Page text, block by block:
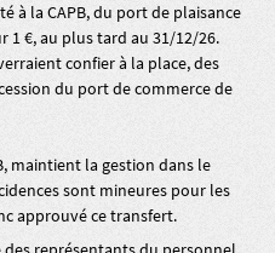
à la CAPB, du port de plaisance
1 €, au plus tard au 31/12/26.
confier à la place, des
du port de commerce de
maintient la gestion dans le
sont mineures pour les
approuvé ce transfert.